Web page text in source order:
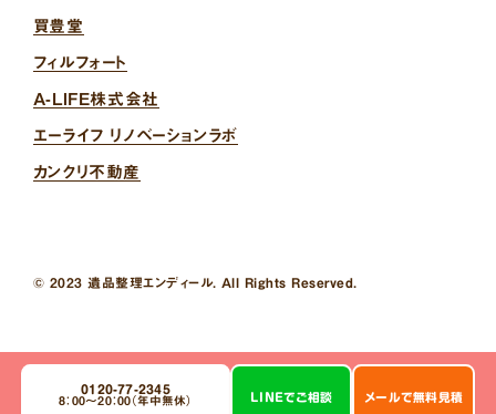
買豊堂
フィルフォート
A-LIFE株式会社
エーライフ リノベーションラボ
カンクリ不動産
© 2023 遺品整理エンディール. All Rights Reserved.
0120-77-2345
8：00～20：00（年中無休）
LINEで ご相談 メールで無料見積